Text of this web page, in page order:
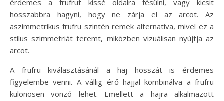
érdemes a frufrut kissé oldalra fésülni, vagy kicsit
hosszabbra hagyni, hogy ne zárja el az arcot. Az
aszimmetrikus frufru szintén remek alternatíva, mivel ez a
stílus szimmetriát teremt, miközben vizuálisan nyújtja az
arcot.
A frufru kiválasztásánál a haj hosszát is érdemes
figyelembe venni. A vállig érő hajjal kombinálva a frufru
különösen vonzó lehet. Emellett a hajra alkalmazott